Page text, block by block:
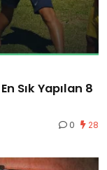
Sık Yapılan 8
0 28